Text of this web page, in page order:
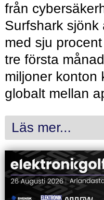
från
Surfshark
med sju
tre första
miljoner konton
globalt mellan
Läs mer...